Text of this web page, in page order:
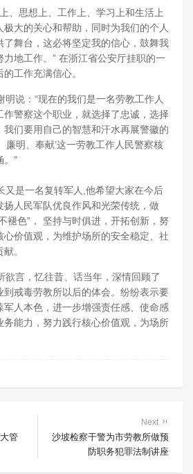
、思想上、工作上、学习上和生活上
大的关心和帮助，同时为我们的个人
了舞台，这必将坚定我的信心，鼓舞我
地工作。” 在浙江省公安厅挂职的一
工作充满信心。
说：“现在的我们是一名劳教工作人
作警察这个职业，就选择了忠诚，选择
我们要用自己的智慧和汗水再展警徽的
廉明、奉献’这一劳教工作人民警察核
。”
是一名复转军人,他希望大家在今后
扬人民军队优良作风和光荣传统，做
褪色”， 坚持与时俱进，开拓创新，努
心价值观，为维护场所的安全稳定、社
。
言，忆往昔、话当年，深情回顾了
到戒毒劳教所以后的体会。纷纷表示要
军人本色，进一步增强责任感、使命感
务能力，努力践行核心价值观，为场所
管
Next
沙坡检察干警为市劳教所做预
防职务犯罪法制讲座